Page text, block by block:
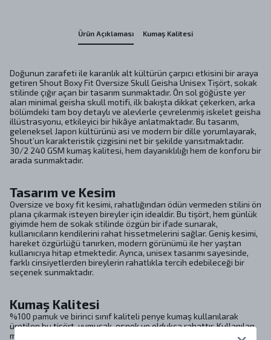
Ürün Açıklaması Kumaş Kalitesi
Doğunun zarafeti ile karanlık alt kültürün çarpıcı etkisini bir araya
getiren Shout Boxy Fit Oversize Skull Geisha Unisex Tişört, sokak
stilinde çığır açan bir tasarım sunmaktadır. Ön sol göğüste yer
alan minimal geisha skull motifi, ilk bakışta dikkat çekerken, arka
bölümdeki tam boy detaylı ve alevlerle çevrelenmiş iskelet geisha
illüstrasyonu, etkileyici bir hikâye anlatmaktadır. Bu tasarım,
geleneksel Japon kültürünü asi ve modern bir dille yorumlayarak,
Shout’un karakteristik çizgisini net bir şekilde yansıtmaktadır.
30/2 240 GSM kumaş kalitesi, hem dayanıklılığı hem de konforu bir
arada sunmaktadır.
Tasarım ve Kesim
Oversize ve boxy fit kesimi, rahatlığından ödün vermeden stilini ön
plana çıkarmak isteyen bireyler için idealdir. Bu tişört, hem günlük
giyimde hem de sokak stilinde özgün bir ifade sunarak,
kullanıcıların kendilerini rahat hissetmelerini sağlar. Geniş kesimi,
hareket özgürlüğü tanırken, modern görünümü ile her yaştan
kullanıcıya hitap etmektedir. Ayrıca, unisex tasarımı sayesinde,
farklı cinsiyetlerden bireylerin rahatlıkla tercih edebileceği bir
seçenek sunmaktadır.
Kumaş Kalitesi
%100 pamuk ve birinci sınıf kaliteli penye kumaş kullanılarak
üretilen bu tişört, yumuşak, esnek ve oldukça rahattır. Kullanılan
materyaller, insan sağlığına zararlı hiçbir madde içermediğini